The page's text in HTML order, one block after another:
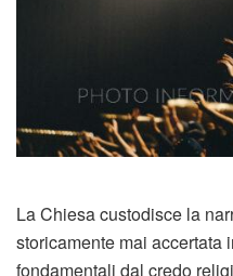
La Chiesa custodisce la
storicamente mai accertata
fondamentali dal credo